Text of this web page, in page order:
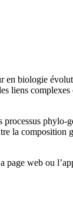
en biologie
liens
la composition
web ou